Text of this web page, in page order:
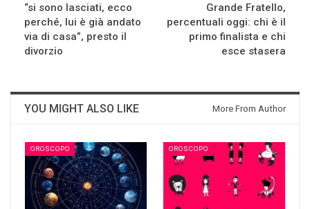
“si sono lasciati, ecco
perché, lui è già andato
via di casa”, presto il
divorzio
Grande Fratello,
percentuali oggi: chi è il
primo finalista e chi
esce stasera
YOU MIGHT ALSO LIKE More From Author
OROSCOPO OROSCOPO